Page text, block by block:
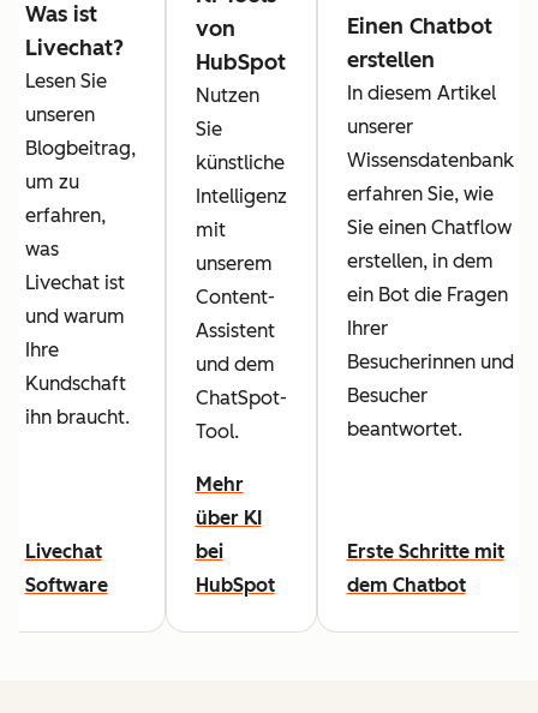
Was ist
Livechat?
Lesen Sie
unseren
Blogbeitrag,
um zu
erfahren,
was
Livechat ist
und warum
Ihre
Kundschaft
ihn braucht.
Livechat
Software
von
HubSpot
Nutzen
Sie
künstliche
Intelligenz
mit
unserem
Content-
Assistent
und dem
ChatSpot-
Tool.
Mehr
über KI
bei
HubSpot
Einen Chatbot
erstellen
In diesem Artikel
unserer
Wissensdatenbank
erfahren Sie, wie
Sie einen Chatflow
erstellen, in dem
ein Bot die Fragen
Ihrer
Besucherinnen und
Besucher
beantwortet.
Erste Schritte mit
dem Chatbot